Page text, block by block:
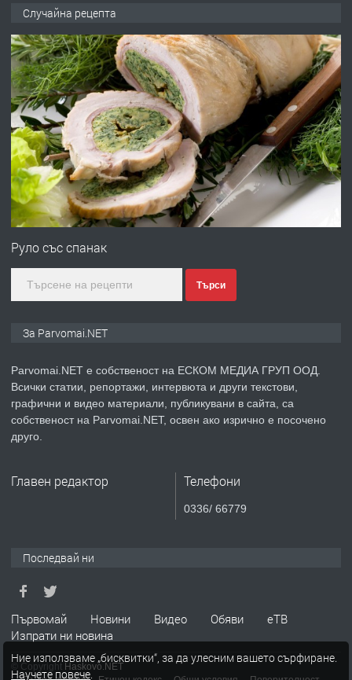
ПРЕДЛАГА Работа за общи работници
преди 1 година
ПРЕДЛАГА
Първи поход "По стъпките на Ангел
Войвода"
Монтажник на малки детайли за
медицинската индустрия
Уроци по Математика
ПРЕДЛАГА
Продавам апартамент - гр.
ТЪРСИ
преди 1 година
Случайна рецепта
Руло със спанак
Търси
За Parvomai.NET
Parvomai.NET е собственост на ЕСКОМ МЕДИА ГРУП ООД.
Всички статии, репортажи, интервюта и други текстови,
графични и видео материали, публикувани в сайта, са
собственост на Parvomai.NET, освен ако изрично е посочено
друго.
Главен редактор Телефони
0336/ 66779
Последвай ни
Първомай Новини Видео Обяви
еТВ
Изпрати ни новина
© Copyright Haskovo.NET
Ние използваме „бисквитки“, за да улесним вашето сърфиране.
Научете повече.